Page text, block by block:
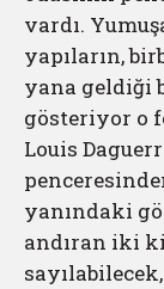
vardı.
yapıların,
yana geldiği
gösteriyor o
Louis
yanındaki
andıran iki